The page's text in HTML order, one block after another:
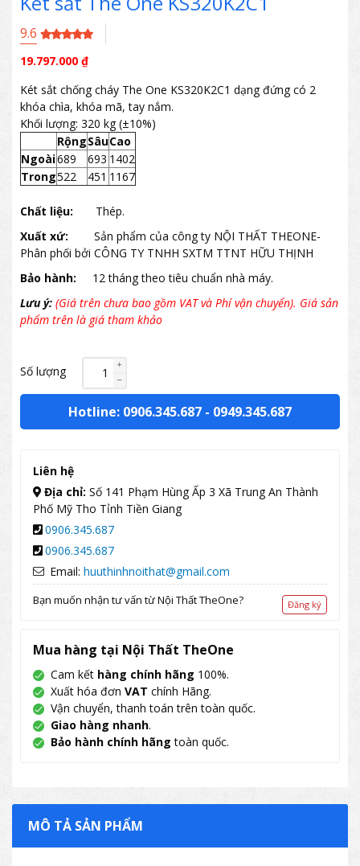
9.6
19.797.000 ₫
Két sắt chống cháy The One KS320K2C1 dạng đứng có 2
khóa chìa, khóa mã, tay nắm.
Khối lượng: 320 kg (±10%)
RộngSâuCao
Ngoài689 693 1402
Trong522 451 1167
Chất liệu:
Thép.
Xuất xứ:
Sản phẩm của công ty NỘI THẤT THEONE-
Phân phối bởi CÔNG TY TNHH SXTM TTNT HỮU THỊNH
Bảo hành:
12 tháng theo tiêu chuẩn nhà máy.
Lưu ý: (Giá trên chưa bao gồm VAT và Phí vận chuyển). Giá sản
phẩm trên là giá tham khảo
Số lượng
Hotline: 0906.345.687 - 0949.345.687
Liên hệ
Địa chỉ: Số 141 Phạm Hùng Ấp 3 Xã Trung An Thành
Phố Mỹ Tho Tỉnh Tiền Giang
0906.345.687
0906.345.687
Email: huuthinhnoithat@gmail.com
Bạn muốn nhận tư vấn từ Nội Thất TheOne? Đăng ký
Mua hàng tại Nội Thất TheOne
Cam kết hàng chính hãng 100%.
Xuất hóa đơn VAT chính Hãng.
Vận chuyển, thanh toán trên toàn quốc.
Giao hàng nhanh.
Bảo hành chính hãng toàn quốc.
MÔ TẢ SẢN PHẨM